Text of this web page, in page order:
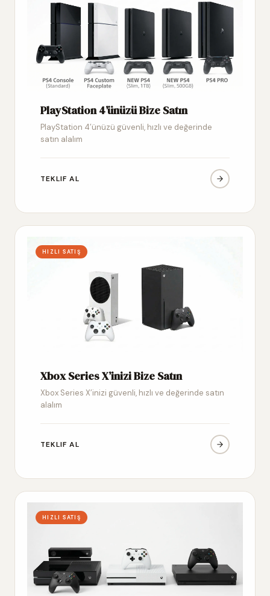
PlayStation 4’ünüzü Bize Satın
PlayStation 4’ünüzü güvenli, hızlı ve değerinde
satın alalım
TEKLIF AL
HIZLI SATIŞ
Xbox Series X’inizi Bize Satın
Xbox Series X’inizi güvenli, hızlı ve değerinde satın
alalım
TEKLIF AL
HIZLI SATIŞ